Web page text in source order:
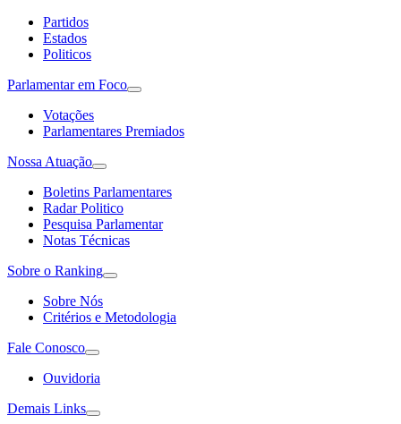
Partidos
Estados
Politicos
Parlamentar em Foco
Votações
Parlamentares Premiados
Nossa Atuação
Boletins Parlamentares
Radar Politico
Pesquisa Parlamentar
Notas Técnicas
Sobre o Ranking
Sobre Nós
Critérios e Metodologia
Fale Conosco
Ouvidoria
Demais Links